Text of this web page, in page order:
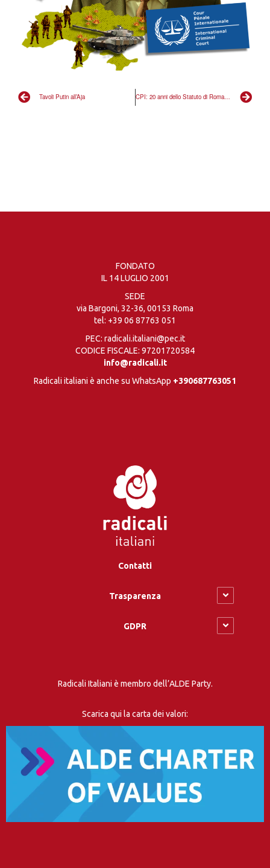
Tavoli Putin all’Aja CPI: 20 anni dello Statuto di Roma. Dalla Cecenia all’Ucraina 20 anni di crimini impuniti
FONDATO
IL 14 LUGLIO 2001
SEDE
via Bargoni, 32-36, 00153 Roma
tel: +39 06 87763 051
PEC: radicali.italiani@pec.it
CODICE FISCALE: 97201720584
info@radicali.it
Radicali italiani è anche su WhatsApp +390687763051
Contatti
Trasparenza
GDPR
Radicali Italiani è membro dell’ALDE Party.
Scarica qui la carta dei valori: